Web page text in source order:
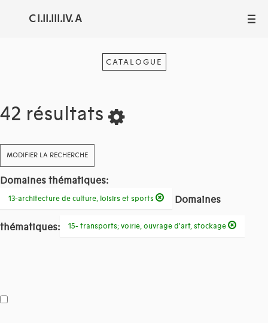
C I.II.III.IV. A III
CATALOGUE
42 résultats
MODIFIER LA RECHERCHE
Domaines thématiques:
13-architecture de culture, loisirs et sports Domaines
thématiques: 15- transports; voirie, ouvrage d'art, stockage